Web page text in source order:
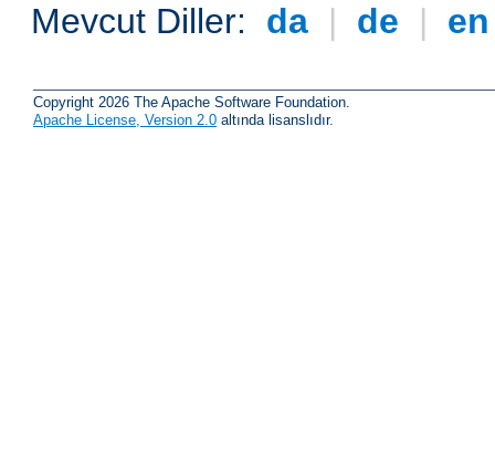
Mevcut Diller: da | de |
Copyright 2026 The Apache Software Foundation.
Apache License, Version 2.0 altında lisanslıdır.